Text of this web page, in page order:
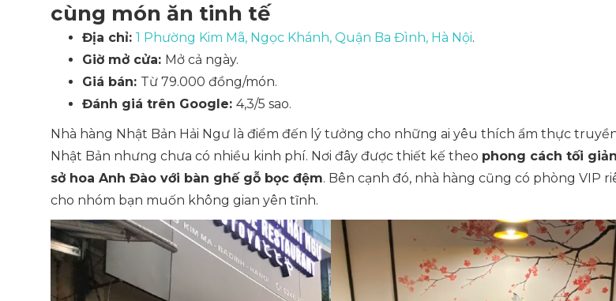
cùng món ăn tinh tế
Địa chỉ: 1 Phường Kim Mã, Ngọc Khánh, Quận Ba Đình, Hà Nội.
Giờ mở cửa: Mở cả ngày.
Giá bán: Từ 79.000 đồng/món.
Đánh giá trên Google: 4,3/5 sao.
Nhà hàng Nhật Bản Hải Ngư là điểm đến lý tưởng cho những ai yêu thích ẩm thực
Nhật Bản nhưng chưa có nhiều kinh phí. Nơi đây được thiết kế theo phong cách tối
sở hoa Anh Đào với bàn ghế gỗ bọc đệm. Bên cạnh đó, nhà hàng cũng có phòng VIP
cho nhóm bạn muốn không gian yên tĩnh.